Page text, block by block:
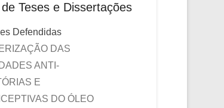
Teses e Dissertações
Defendidas
DAS
ANTI-
E
DO ÓLEO